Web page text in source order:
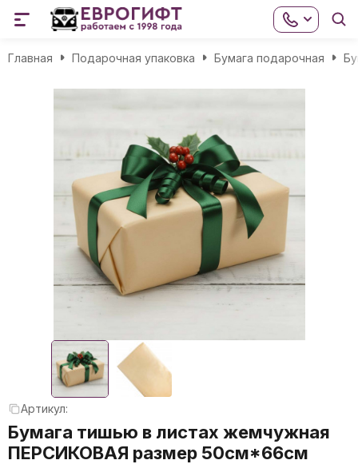
Главная Подарочная упаковка Бумага подарочная
Артикул:
Бумага тишью в листах жемчужная
ПЕРСИКОВАЯ размер 50см*66см